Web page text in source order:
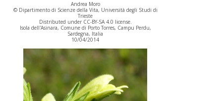
Andrea Moro
© Dipartimento di Scienze della Vita, Università degli Studi di
Trieste
Distributed under CC-BY-SA 4.0 license.
Isola dell'Asinara, Comune di Porto Torres, Campu Perdu,
Sardegna, Italia
10/04/2014